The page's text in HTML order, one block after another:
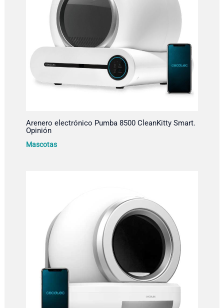
Arenero electrónico Pumba 8500 CleanKitty Smart.
Opinión
Mascotas